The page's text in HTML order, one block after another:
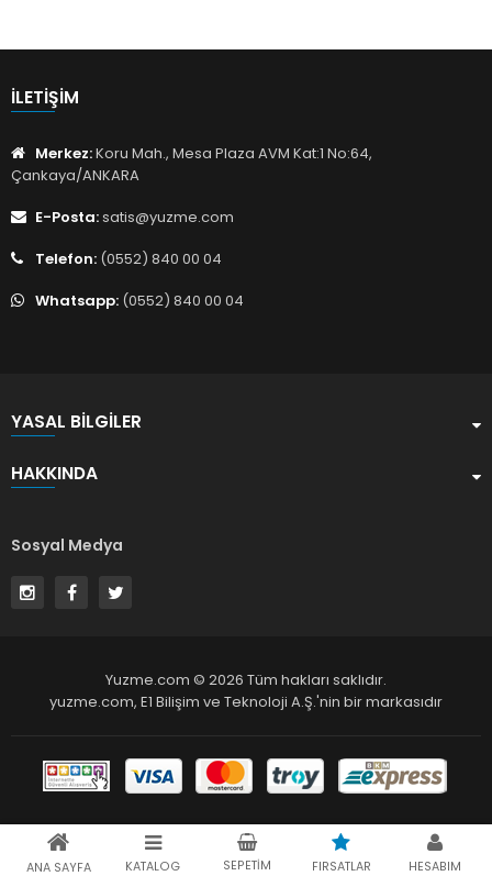
ANA SAYFA KATALOG SEPETIM FIRSATLAR HESABIM
İLETIŞIM
Merkez:Koru Mah., Mesa Plaza AVM Kat:1 No:64,
Çankaya/ANKARA
E-Posta:satis@yuzme.com
Telefon: (0552) 840 00 04
Whatsapp: (0552) 840 00 04
YASAL BILGILER
HAKKINDA
Sosyal Medya
Yuzme.com © 2026 Tüm hakları saklıdır.
yuzme.com, E1 Bilişim ve Teknoloji A.Ş.'nin bir markasıdır